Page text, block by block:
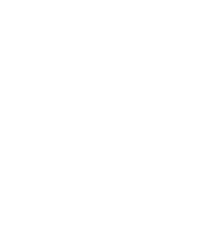
asentamiento
personas de
lo que es lo
Este pasado
reunió con el
con miembros